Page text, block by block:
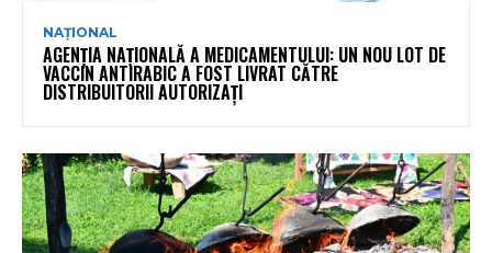
NAȚIONAL
AGENȚIA NAȚIONALĂ A MEDICAMENTULUI: UN NOU LOT DE
VACCIN ANTIRABIC A FOST LIVRAT CĂTRE
DISTRIBUITORII AUTORIZAȚI